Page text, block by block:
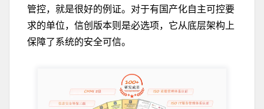
管控，就是很好的例证。对于有国产化自主可控要
求的单位，信创版本则是必选项，它从底层架构上
保障了系统的安全可信。